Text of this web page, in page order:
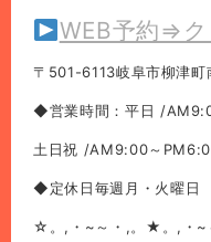
WEB予約⇒ク
〒501-6113岐阜市柳津
◆営業時間：平日 /
土日祝 /AM9:00～
◆定休日毎週月・火曜日
☆。,・~～・,。★。,・